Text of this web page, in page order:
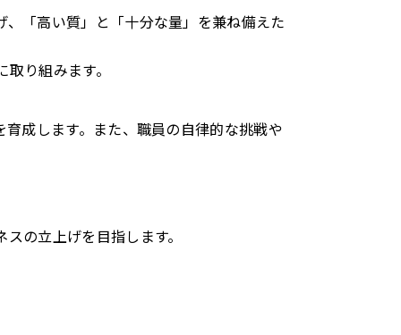
「高い質」と「十分な量」を兼ね備えた
り組みます。
成します。また、職員の自律的な挑戦や
の立上げを目指します。